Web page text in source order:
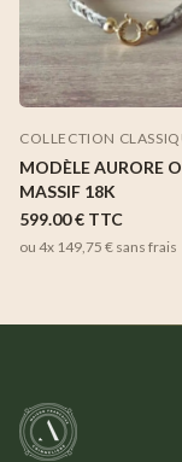
COLLECTION
MODÈLE AURORE
MASSIF 18K
599.00 € TTC
ou 4x 149,75 € sans frais